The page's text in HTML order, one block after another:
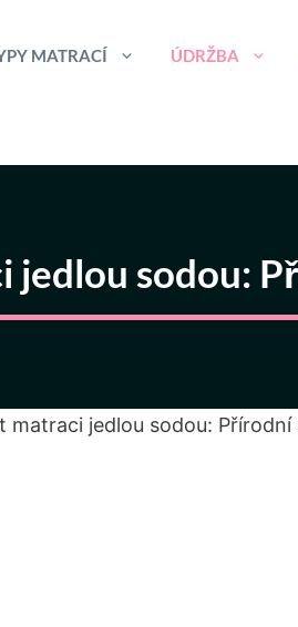
MATRACÍ ÚDRŽBA
jedlou sodou:
matraci jedlou sodou: